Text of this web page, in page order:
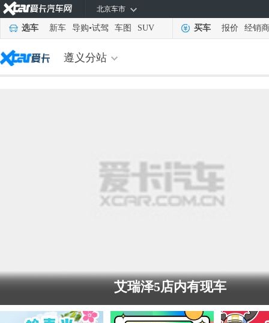
北京车市
选车 新车 导购•试驾 车图 SUV 买车 报价 经销商
遵义分站
艾瑞泽5店内有现车